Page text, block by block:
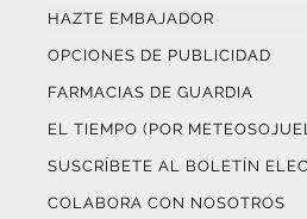
HAZTE EMBAJADOR
OPCIONES DE PUBLICIDAD
FARMACIAS DE GUARDIA
EL TIEMPO (POR
SUSCRÍBETE AL BOLETÍN
COLABORA CON NOSOTROS